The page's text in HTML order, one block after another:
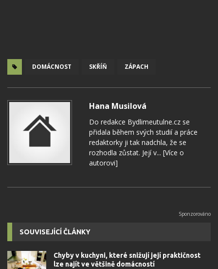
DOMÁCNOST SKŘÍŇ ZÁPACH
Hana Musilová
Do redakce Bydlimeutulne.cz se
přidala během svých studií a práce
redaktorky ji tak nadchla, že se
rozhodla zůstat. Její v... [Více o
autorovi]
SOUVISEJÍCÍ ČLÁNKY
Chyby v kuchyni, které snižují její praktičnost
lze najít ve většině domácností